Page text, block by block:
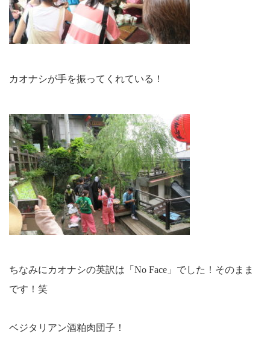
カオナシが手を振ってくれている！
ちなみにカオナシの英訳は「 No Face 」でした！そのまま
です！笑
ベジタリアン酒粕肉団子！